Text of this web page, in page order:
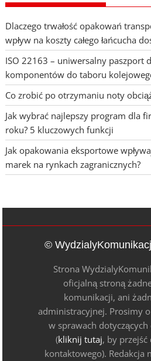
Dlaczego trwałość opakowań
wpływ na koszty całego łańcucha
ISO 22163 – uniwersalny paszport
komponentów do taboru
Co zrobić po otrzymaniu noty
Jak wybrać najlepszy program dla
roku? 5 kluczowych funkcji
Jak opakowania eksportowe
marek na rynkach zagranicznych?
©
Strona
oficjalną stroną
komunikacji, ani
administracyjnej. Prosimy
w sprawach dotyczących
(kliknij tutaj, by
kontaktowego). Redakcja